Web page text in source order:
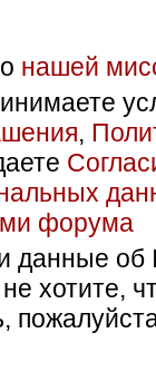
нашей
,
форума
данные об
хотите,